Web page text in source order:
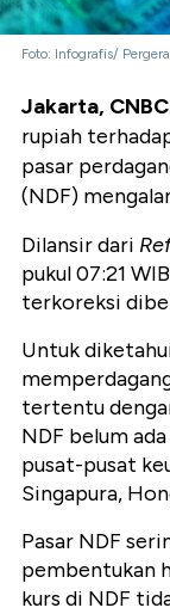
Foto: Infografis/
Jakarta,
rupiah
pasar
(NDF)
Dilansir dari
pukul 07:21
terkoreksi
Untuk
tertentu
NDF belum
pusat-pusat
Singapura,
Pasar NDF
pembentukan
kurs di NDF